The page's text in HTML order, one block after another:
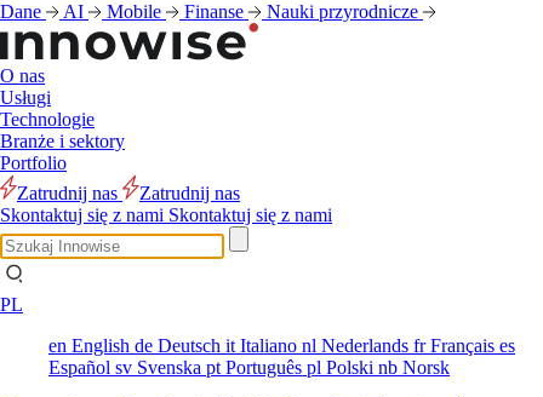
Dane
AI Mobile Finanse Nauki przyrodnicze
O nas
Usługi
Technologie
Branże i sektory
Portfolio
Zatrudnij nas
Zatrudnij nas
Skontaktuj się z nami Skontaktuj się z nami
PL
en English de Deutsch it Italiano nl Nederlands frFrançais es
Español sv Svenska pt Português pl Polski nb Norsk